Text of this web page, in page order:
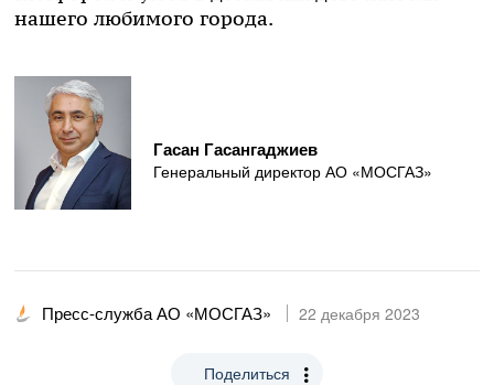
нашего любимого города.
Гасан Гасангаджиев
Генеральный директор АО «МОСГАЗ»
Пресс-служба АО «МОСГАЗ» 22 декабря 2023
Поделиться